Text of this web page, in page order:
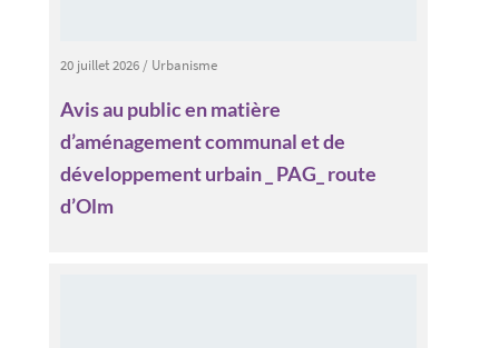
20 juillet 2026/ Urbanisme
Avis au public en matière
d’aménagement communal et de
développement urbain _ PAG_ route
d’Olm